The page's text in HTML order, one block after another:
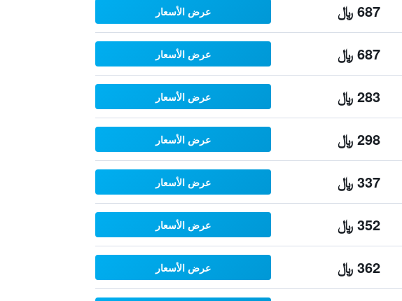
687 ﷼ عرض الأسعار
687 ﷼ عرض الأسعار
283 ﷼ عرض الأسعار
298 ﷼ عرض الأسعار
337 ﷼ عرض الأسعار
352 ﷼ عرض الأسعار
362 ﷼ عرض الأسعار